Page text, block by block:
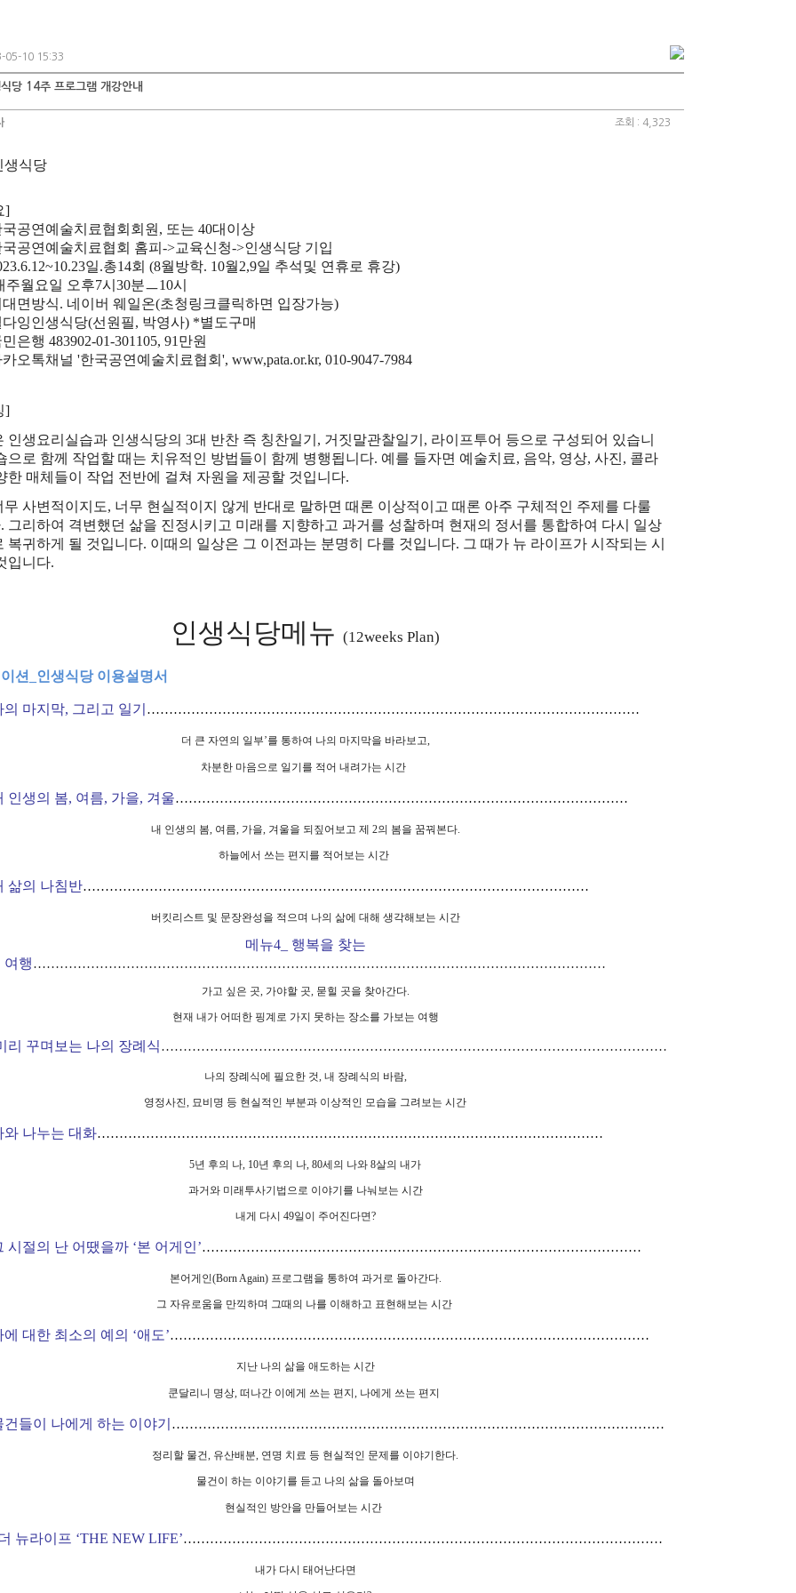
05-10 15:33
당 14주 프로그램 개강안내
조회 : 4,323
생식당
]
공연예술치료협회회원, 또는 40대이상
공연예술치료협회 홈피->교육신청->인생식당 기입
일.총14회 (8월방학. 10월2,9일 추석및 연휴로 휴강)
주월요일 오후7시30분ㅡ10시
면방식. 네이버 웨일온(초청링크클릭하면 입장가능)
다잉인생식당(선원필, 박영사) *별도구매
민은행 483902-01-301105, 91만원
카오톡채널 '한국공연예술치료협회', www,pata.or.kr, 010-9047-7984
]
인생요리실습과 인생식당의 3대 반찬 즉 칭찬일기 , 거짓말관찰일기 , 라이프투어 등으로 구성되어 있습니
으로 함께 작업할 때는 치유적인 방법들이 함께 병행됩니다. 예를 들자면 예술치료, 음악, 영상, 사진, 콜라
한 매체들이 작업 전반에 걸쳐 자원을 제공할 것입니다.
무 사변적이지도, 너무 현실적이지 않게 반대로 말하면 때론 이상적이고 때론 아주 구체적인 주제를 다룰
. 그리하여 격변했던 삶을 진정시키고 미래를 지향하고 과거를 성찰하며 현재의 정서를 통합하여 다시 일상
복귀하게 될 것입니다. 이때의 일상은 그 이전과는 분명히 다를 것입니다. 그 때가 뉴 라이프가 시작되는 시
입니다.
인생식당메뉴 (12weeks Plan)
션 인생식당 이용설명서
의 마지막, 그리고 일기 …………………………………………………………………………………………………
더 큰 자연의 일부’를 통하여 나의 마지막을 바라보고
차분한 마음으로 일기를 적어 내려가는 시간
인생의 봄, 여름, 가을, 겨울…………………………………………………………………………………………
내 인생의 봄 여름 가을 겨울을 되짚어보고 제 2의 봄을 꿈꿔본다.
하늘에서 쓰는 편지를 적어보는 시간
삶의 나침반……………………………………………………………………………………………………
버킷리스트 및 문장완성을 적으며 나의 삶에 대해 생각해보는 시간
메뉴4_ 행복을 찾는
여행…………………………………………………………………………………………………………………
가고 싶은 곳 가야할 곳 묻힐 곳을 찾아간다.
현재 내가 어떠한 핑계로 가지 못하는 장소를 가보는 여행
리 꾸며보는 나의 장례식……………………………………………………………………………………………………
나의 장례식에 필요한 것, 내 장례식의 바람,
영정사진, 묘비명 등 현실적인 부분과 이상적인 모습을 그려보는 시간
와 나누는 대화……………………………………………………………………………………………………
5년 후의 나, 10년 후의 나, 80세의 나와 8살의 내가
과거와 미래투사기법으로 이야기를 나눠보는 시간
내게 다시 49일이 주어진다면?
시절의 난 어땠을까 ‘본 어게인’………………………………………………………………………………………
본어게인(Born Again) 프로그램을 통하여 과거로 돌아간다.
그 자유로움을 만끽하며 그때의 나를 이해하고 표현해보는 시간
에 대한 최소의 예의 ‘애도’………………………………………………………………………………………………
지난 나의 삶을 애도하는 시간
쿤달리니 명상, 떠나간 이에게 쓰는 편지 , 나에게 쓰는 편지
건들이 나에게 하는 이야기 …………………………………………………………………………………………………
정리할 물건, 유산배분, 연명 치료 등 현실적인 문제를 이야기한다.
물건이 하는 이야기를 듣고 나의 삶을 돌아보며
현실적인 방안을 만들어보는 시간
뉴라이프 ‘THE NEW LIFE’………………………………………………………………………………………………
내가 다시 태어난다면